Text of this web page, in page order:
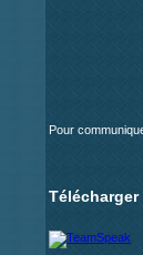
Pour
Télécharger